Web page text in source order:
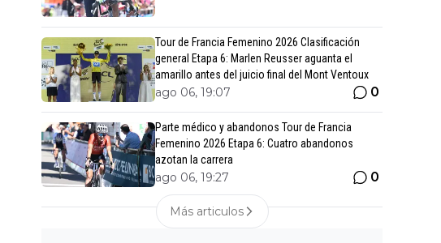
Tour de Francia Femenino 2026 Clasificación
general Etapa 6: Marlen Reusser aguanta el
amarillo antes del juicio final del Mont Ventoux
ago 06, 19:07 0
Parte médico y abandonos Tour de Francia
Femenino 2026 Etapa 6: Cuatro abandonos
azotan la carrera
ago 06, 19:27 0
Más articulos